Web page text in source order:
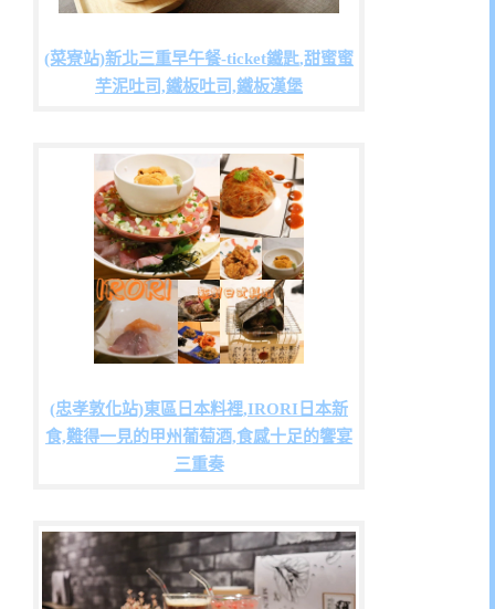
(菜寮站)新北三重早午餐-ticket鐵匙,甜蜜蜜
芋泥吐司,鐵板吐司,鐵板漢堡
(忠孝敦化站)東區日本料裡,IRORI日本新
食,難得一見的甲州葡萄酒,食感十足的饗宴
三重奏